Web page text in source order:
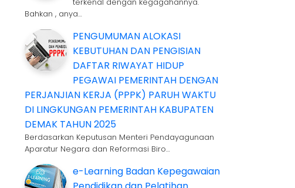
Bahkan , anya…
PENGUMUMAN ALOKASI
KEBUTUHAN DAN PENGISIAN
DAFTAR RIWAYAT HIDUP
PEGAWAI PEMERINTAH DENGAN
PERJANJIAN KERJA (PPPK) PARUH WAKTU
DI LINGKUNGAN PEMERINTAH KABUPATEN
DEMAK TAHUN 2025
Berdasarkan Keputusan Menteri Pendayagunaan
Aparatur Negara dan Reformasi Biro…
e-Learning Badan Kepegawaian